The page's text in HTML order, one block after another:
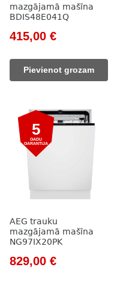
mazgājamā mašīna
BDIS48E041Q
Original
was:
609,00 €.
415,00 €Current
Pievienot grozam
5
GADU
GARANTIJA
AEG trauku
mazgājamā mašīna
NG97IX20PK
Original
829,00 €Current